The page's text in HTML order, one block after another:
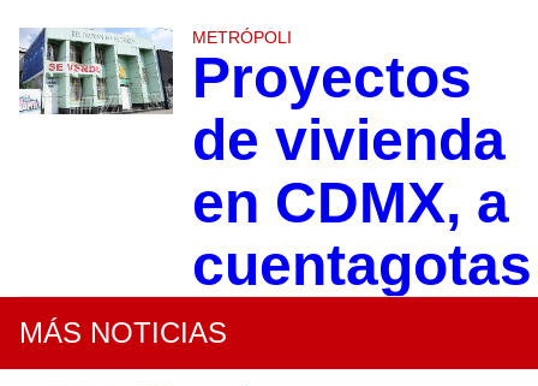
METRÓPOLI
Proyectos
de vivienda
en CDMX, a
cuentagotas
MÁS NOTICIAS